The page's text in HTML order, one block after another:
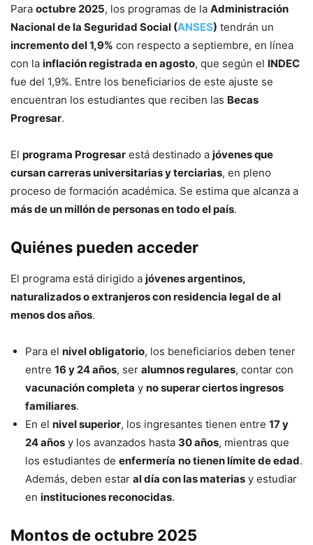
Para octubre 2025, los programas de la Administración
Nacional de la Seguridad Social (ANSES) tendrán un
incremento del 1,9% con respecto a septiembre, en línea
con la inflación registrada en agosto, que según el INDEC
fue del 1,9%. Entre los beneficiarios de este ajuste se
encuentran los estudiantes que reciben las Becas
Progresar.
El programa Progresar está destinado a jóvenes que
cursan carreras universitarias y terciarias, en pleno
proceso de formación académica. Se estima que alcanza a
más de un millón de personas en todo el país.
Quiénes pueden acceder
El programa está dirigido a jóvenes argentinos,
naturalizados o extranjeros con residencia legal de al
menos dos años.
Para el nivel obligatorio, los beneficiarios deben tener
entre 16 y 24 años, ser alumnos regulares, contar con
vacunación completa y no superar ciertos ingresos
familiares.
En el nivel superior, los ingresantes tienen entre 17 y
24 años y los avanzados hasta 30 años, mientras que
los estudiantes de enfermería no tienen límite de edad.
Además, deben estar al día con las materias y estudiar
en instituciones reconocidas.
Montos de octubre 2025